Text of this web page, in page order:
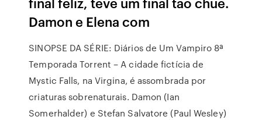
Damon e Elena com
SINOPSE DA SÉRIE: Diários de Um Vampiro 8ª
Temporada Torrent – A cidade fictícia de
Mystic Falls, na Virgina, é assombrada por
criaturas sobrenaturais. Damon (Ian
Somerhalder) e Stefan Salvatore (Paul Wesley)